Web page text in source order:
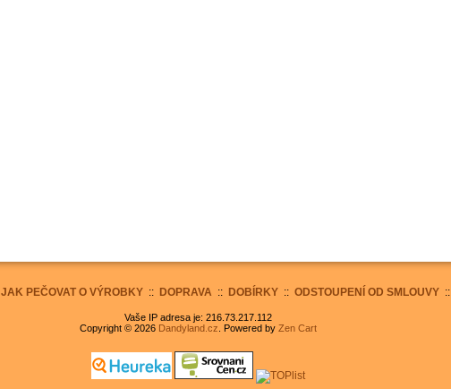
JAK PEČOVAT O VÝROBKY:: DOPRAVA :: DOBÍRKY:: ODSTOUPENÍ OD SMLOUVY::
Vaše IP adresa je: 216.73.217.112
Copyright © 2026 Dandyland.cz . Powered by Zen Cart